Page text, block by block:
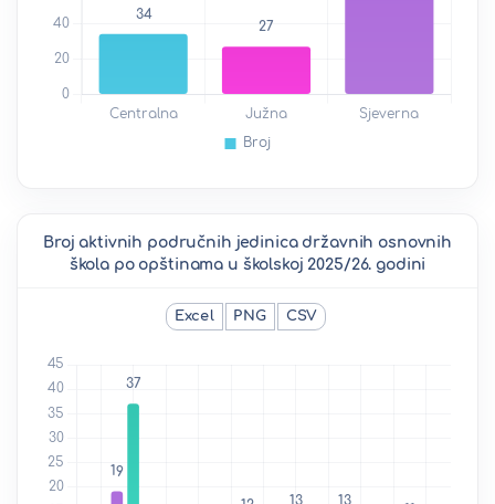
Broj aktivnih područnih jedinica državnih osnovnih
škola po opštinama u školskoj 2025/26. godini
Excel PNG CSV